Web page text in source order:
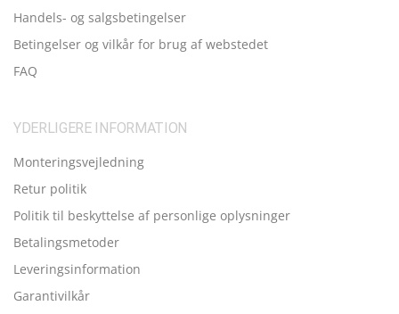
Handels- og salgsbetingelser
Betingelser og vilkår for brug af webstedet
FAQ
YDERLIGERE INFORMATION
Monteringsvejledning
Retur politik
Politik til beskyttelse af personlige oplysninger
Betalingsmetoder
Leveringsinformation
Garantivilkår